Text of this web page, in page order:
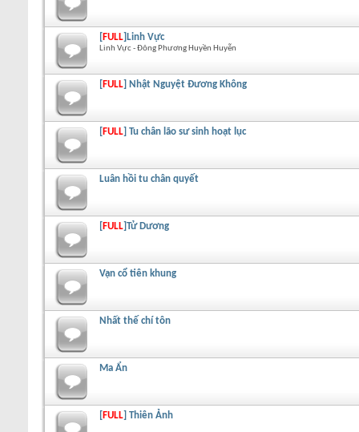
[ FULL]Linh Vực
Linh Vực - Đông Phương Huyền Huyễn
[ FULL] Nhật Nguyệt Đương Không
[ FULL] Tu chân lão sư sinh hoạt lục
Luân hồi tu chân quyết
[ FULL]Tử Dương
Vạn cổ tiên khung
Nhất thế chí tôn
Ma Ẩn
[ FULL] Thiên Ảnh